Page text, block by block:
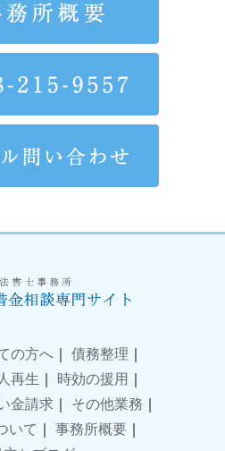
の方へ 債務整理
再生 時効の援用
金請求 その他業務
いて
事務所概要